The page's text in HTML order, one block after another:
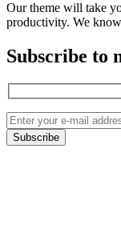
Our theme will take
productivity. We
Subscribe to